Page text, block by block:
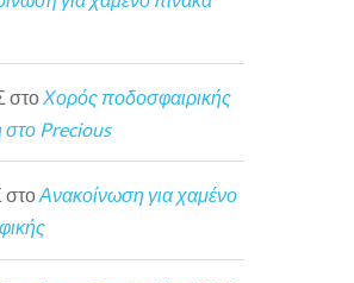
στο Χορός ποδοσφαιρικής
Precious
στοΑνακοίνωση για χαμένο